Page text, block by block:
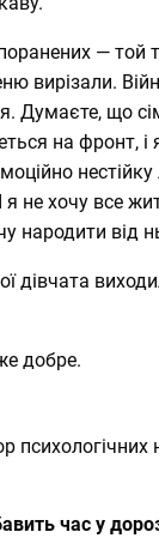
— той
вирізали.
Думаєте, що
на фронт,
не хочу все
народити від
дівчата
добре.
час у